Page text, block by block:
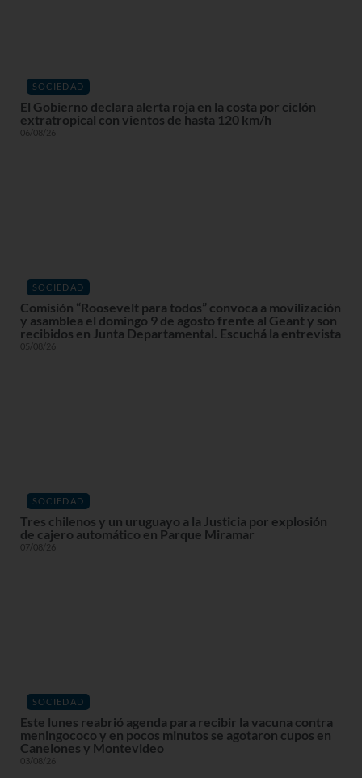
SOCIEDAD
El Gobierno declara alerta roja en la costa por ciclón
extratropical con vientos de hasta 120 km/h
06/08/26
SOCIEDAD
Comisión “Roosevelt para todos” convoca a movilización
y asamblea el domingo 9 de agosto frente al Geant y son
recibidos en Junta Departamental. Escuchá la entrevista
05/08/26
SOCIEDAD
Tres chilenos y un uruguayo a la Justicia por explosión
de cajero automático en Parque Miramar
07/08/26
SOCIEDAD
Este lunes reabrió agenda para recibir la vacuna contra
meningococo y en pocos minutos se agotaron cupos en
Canelones y Montevideo
03/08/26